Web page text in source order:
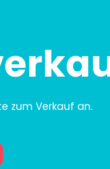
zum Verkauf an.